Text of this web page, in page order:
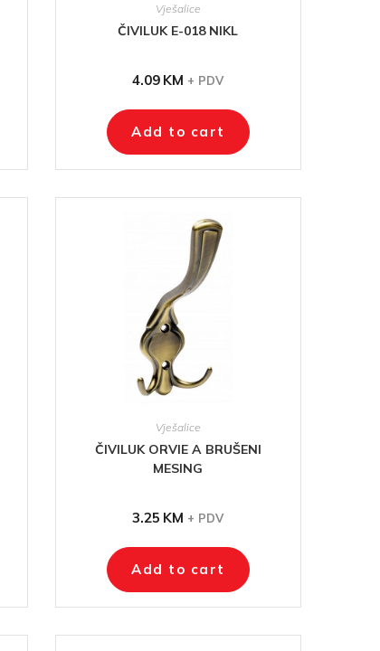
Vješalice
ČIVILUK E-018 NIKL
4.09 KM + PDV
Add to cart
Vješalice
ČIVILUK ORVIE A BRUŠENI
MESING
3.25 KM + PDV
Add to cart